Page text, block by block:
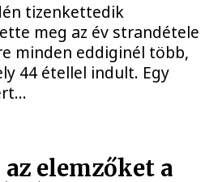
tizenkettedik
meg az év strandétele
minden eddiginél több,
44 étellel indult. Egy
elemzőket a